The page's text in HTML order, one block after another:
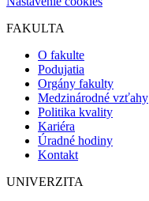
FAKULTA
O fakulte
Podujatia
Orgány fakulty
Medzinárodné vzťahy
Politika kvality
Kariéra
Úradné hodiny
Kontakt
UNIVERZITA